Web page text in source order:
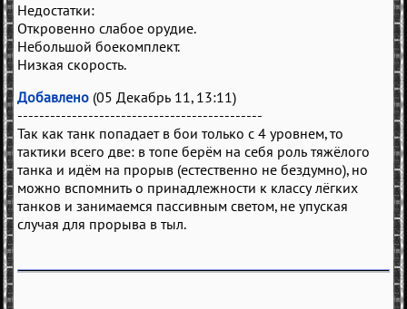
Недостатки:
Откровенно слабое орудие.
Небольшой боекомплект.
Низкая скорость.
Добавлено (05 Декабрь 11, 13:11)
---------------------------------------------
Так как танк попадает в бои только с 4 уровнем, то
тактики всего две: в топе берём на себя роль тяжёлого
танка и идём на прорыв (естественно не бездумно), но
можно вспомнить о принадлежности к классу лёгких
танков и занимаемся пассивным светом, не упуская
случая для прорыва в тыл.